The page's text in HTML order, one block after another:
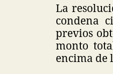
La
condena
previos
monto
encima de